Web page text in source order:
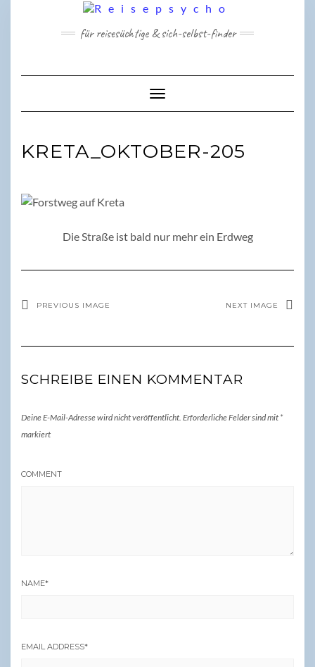
für reisesüchtige & sich-selbst-finder
Toggle Navigation
KRETA_OKTOBER-205
Die Straße ist bald nur mehr ein Erdweg
PREVIOUS IMAGE NEXT IMAGE
SCHREIBE EINEN KOMMENTAR
Deine E-Mail-Adresse wird nicht veröffentlicht. Erforderliche Felder sind mit *
markiert
COMMENT
NAME*
EMAIL ADDRESS*